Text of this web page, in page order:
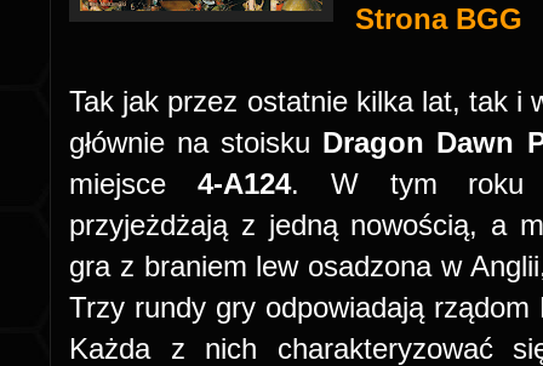
Strona BGG
Tak jak przez ostatnie kilka lat, tak i
głównie na stoisku Dragon Dawn
miejsce 4-A124. W tym roku
przyjeżdżają z jedną nowością, a
gra z braniem lew osadzona w
Trzy rundy gry odpowiadają
Każda z nich charakteryzować